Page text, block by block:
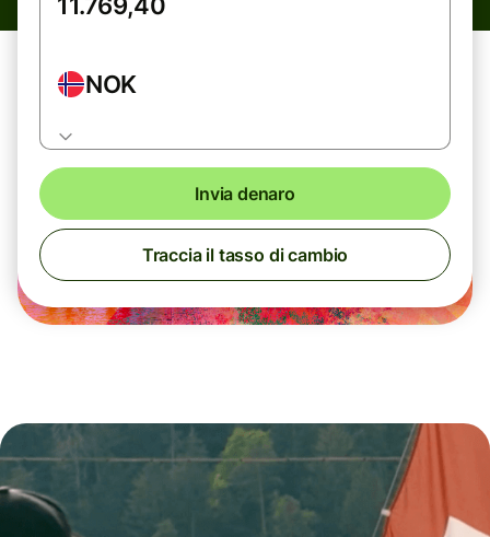
NOK
Invia denaro
Traccia il tasso di cambio